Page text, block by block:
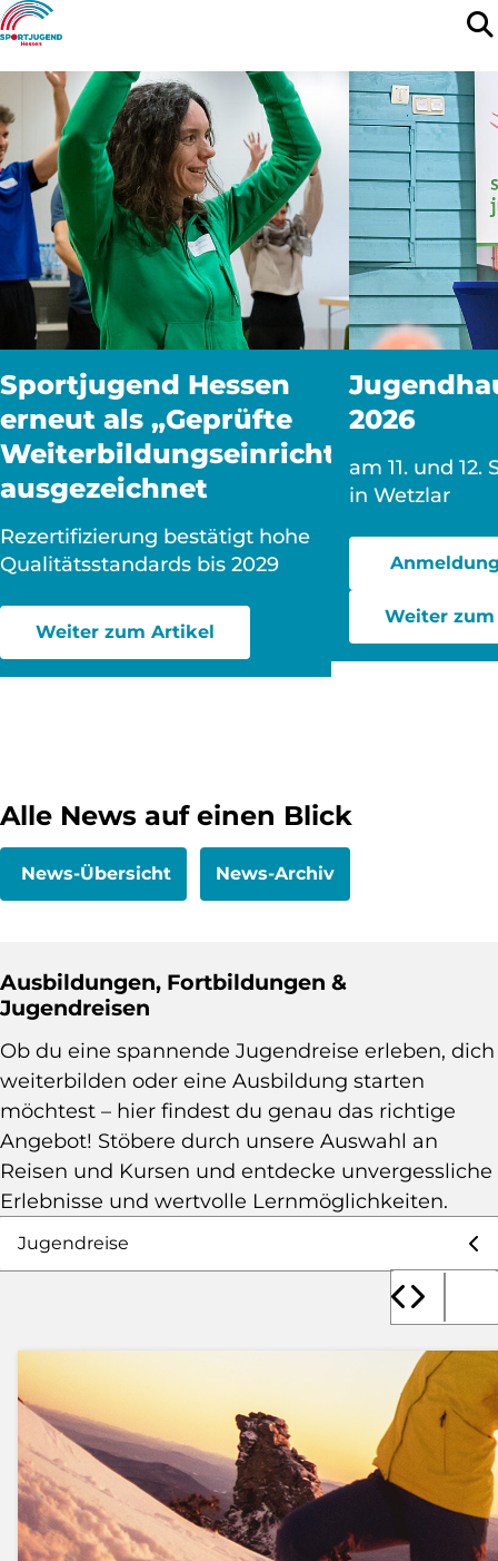
Sportjugend Hessen
erneut als „Geprüfte
Weiterbildungseinrichtung“
ausgezeichnet
Rezertifizierung bestätigt hohe
Qualitätsstandards bis 2029
Weiter zum Artikel
2026
am 11. und
in Wetzlar
Weiter
Alle News auf einen Blick
News-Übersicht News-Archiv
Ausbildungen, Fortbildungen &
Jugendreisen
Ob du eine spannende Jugendreise erleben, dich
weiterbilden oder eine Ausbildung starten
möchtest – hier findest du genau das richtige
Angebot! Stöbere durch unsere Auswahl an
Reisen und Kursen und entdecke unvergessliche
Erlebnisse und wertvolle Lernmöglichkeiten.
Auswahl Angebote